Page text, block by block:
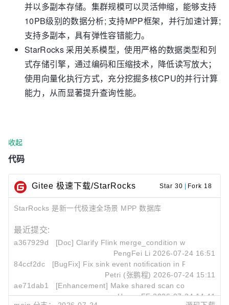
并以多副本存储。集群规模可以灵活伸缩，能够支持
10PB级别的数据分析; 支持MPP框架，并行加速计算;
支持多副本，具有弹性容错能力。
StarRocks 采用关系模型，使用严格的数据类型和列
式存储引擎，通过编码和压缩技术，降低读写放大；
使用向量化执行方式，充分挖掘多核CPU的并行计算
能力，从而显著提升查询性能。
收起
代码
Gitee 极速下载/StarRocks Star 30 Fork 18
StarRocks 是新一代极速全场景 MPP 数据库
最近提交:
a367929d
[Doc] Clarify Flink merge_condition works with
PengFei Li 2026-07-24 16:51
84ccf2dc
[BugFix] Fix sink event notification in
Petri (张鹏程) 2026-07-24 15:11
ae71dab1
[Enhancement] Make shared scan compatible
Hyper-FF 2026-07-24 14:41